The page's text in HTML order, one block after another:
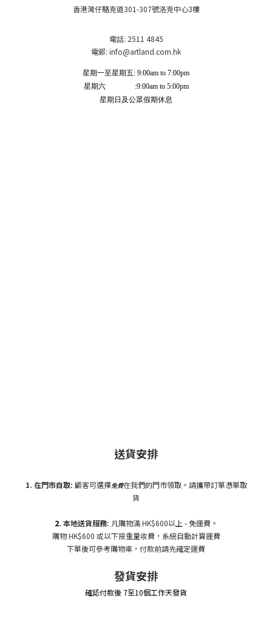
香港灣仔駱克道301-307號洛克中心3樓
電話: 2511 4845
電郵: info@artland.com.hk
星期一至星期五: 9:00am to 7:00pm
星期六 :9:00am to 5:00pm
星期日及公眾假期休息
送貨安排
1. 在門市自取: 顧客可選擇免費在我們的門市領取。請攜帶訂單憑單取
貨
2. 本地送貨服務: 凡購物滿 HK$600以上 - 免運費。
購物 HK$600 或以下按重量收費，系統自動計算運費
下單後可參考購物車，付款前請先確定運費
發貨安排
確認付款後 7至10個工作天發貨